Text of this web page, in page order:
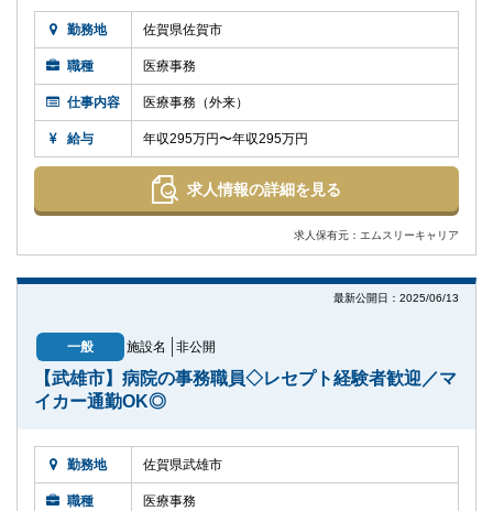
勤務地 佐賀県佐賀市
職種 医療事務
仕事内容 医療事務（外来）
給与 年収295万円〜年収295万円
求人情報の詳細を見る
求人保有元：エムスリーキャリア
最新公開日：2025/06/13
一般 施設名 非公開
【武雄市】病院の事務職員◇レセプト経験者歓迎／マ
イカー通勤OK◎
勤務地 佐賀県武雄市
職種 医療事務